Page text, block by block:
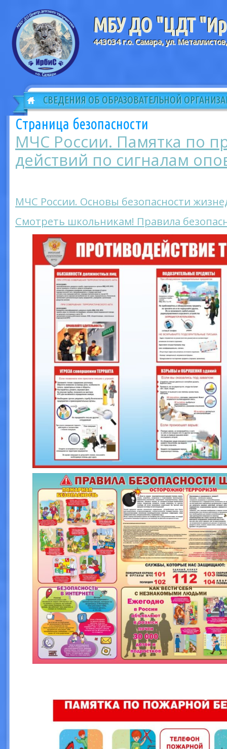
МБУ ДО "ЦДТ
443034 г.о. Самара, ул.
СВЕДЕНИЯ ОБ ОБРАЗОВАТЕЛЬНОЙ
Страница безопасности
МЧС России. Памятка по
действий по сигналам
МЧС России. Основы безопасности
Смотреть школьникам! Правила